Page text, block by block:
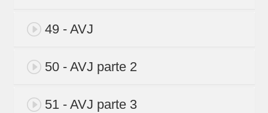
49 - AVJ
50 - AVJ parte 2
51 - AVJ parte 3